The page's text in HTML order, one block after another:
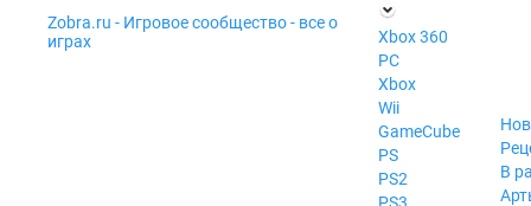
Zobra.ru - Игровое сообщество - все о
играх
П
ла
т
ф
ор
м
ы
Xbox 360
PC
Xbox
Wii
GameCube
PS
PS2
В